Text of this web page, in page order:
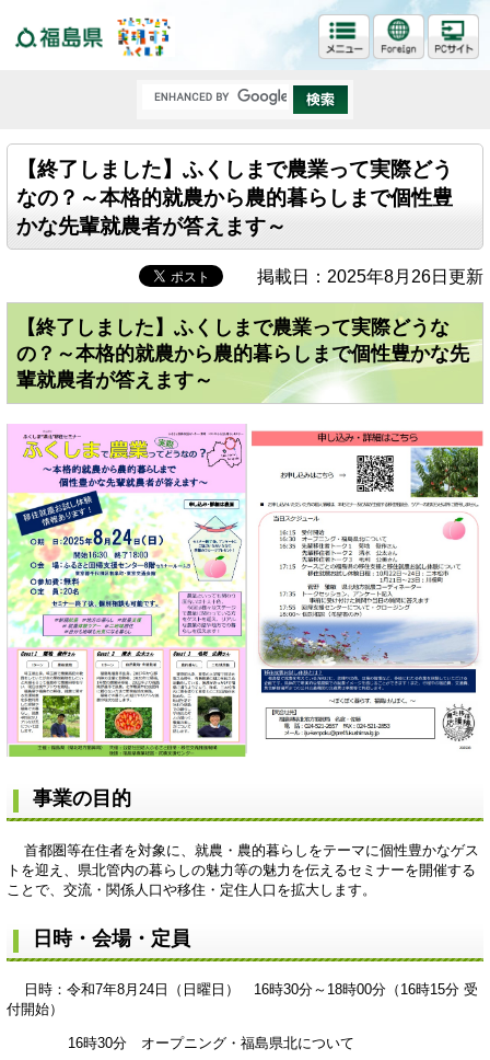
【終了しました】ふくしまで農業って実際どう
なの？～本格的就農から農的暮らしまで個性豊
かな先輩就農者が答えます～
掲載日：2025年8月26日更新
【終了しました】ふくしまで農業って実際どうな
の？～本格的就農から農的暮らしまで個性豊かな先
輩就農者が答えます～
事業の目的
首都圏等在住者を対象に、就農・農的暮らしをテーマに個性豊かなゲス
トを迎え、県北管内の暮らしの魅力等の魅力を伝えるセミナーを開催する
ことで、交流・関係人口や移住・定住人口を拡大します。
日時・会場・定員
日時：令和7年8月24日（日曜日） 16時30分～18時00分（16時15分 受
付開始）
16時30分 オープニング・福島県北について